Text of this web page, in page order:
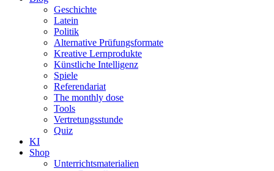
Geschichte
Latein
Politik
Alternative Prüfungsformate
Kreative Lernprodukte
Künstliche Intelligenz
Spiele
Referendariat
The monthly dose
Tools
Vertretungsstunde
Quiz
KI
Shop
Unterrichtsmaterialien